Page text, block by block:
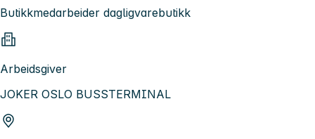
Butikkmedarbeider dagligvarebutikk
Arbeidsgiver
JOKER OSLO BUSSTERMINAL